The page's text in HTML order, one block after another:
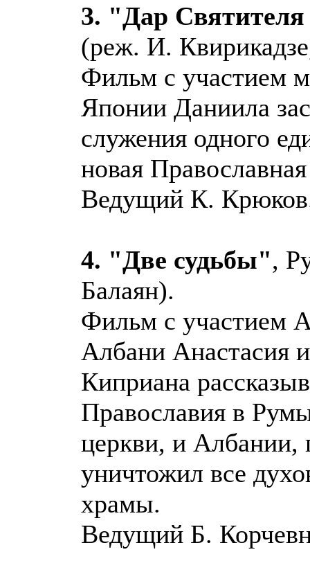
3. "Дар
(реж. И.
Фильм с участием
Японии Даниила
служения одного
новая
Ведущий К.
4. "Две судьбы",
Балаян).
Фильм с участием
Албани Анастасия
Киприана
Православия в
церкви, и Албании,
уничтожил все
храмы.
Ведущий Б.